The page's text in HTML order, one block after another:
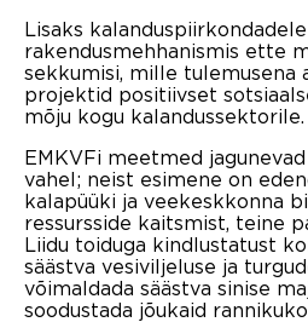
Lisaks
rakendusmehhanismis ette
sekkumisi, mille tulemusena
projektid positiivset
mõju kogu kalandussektorile.
EMKVFi meetmed
vahel; neist esimene on
kalapüüki ja veekeskkonna
ressursside kaitsmist, teine
Liidu toiduga kindlustatust
säästva vesiviljeluse ja
võimaldada säästva sinise
soodustada jõukaid